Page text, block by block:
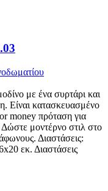
με ένα συρτάρι και
κατασκευασμένο
money πρόταση για
Δώστε μοντέρνο στιλ στο
Διαστάσεις:
εκ. Διαστάσεις